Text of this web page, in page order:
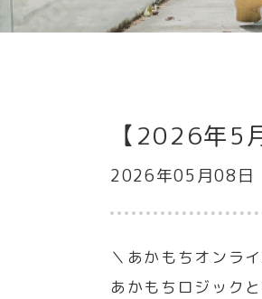
【2026年5
2026年05月08日
＼あかもちオンラ
あかもちロジック